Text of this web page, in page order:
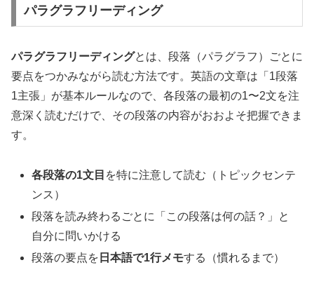
パラグラフリーディング
パラグラフリーディングとは、段落（パラグラフ）ごとに
要点をつかみながら読む方法です。英語の文章は「1段落
1主張」が基本ルールなので、各段落の最初の1〜2文を注
意深く読むだけで、その段落の内容がおおよそ把握できま
す。
各段落の1文目 を特に注意して読む（トピックセンテ
ンス）
段落を読み終わるごとに「この段落は何の話？」と
自分に問いかける
段落の要点を 日本語で1行メモする（慣れるまで）